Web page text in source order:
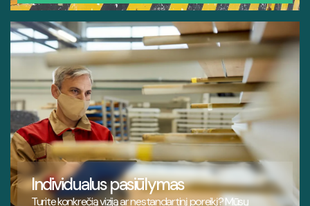
Individualus pasiūlymas
Turite konkrečią viziją ar nestandartinį poreikį? Mūsų